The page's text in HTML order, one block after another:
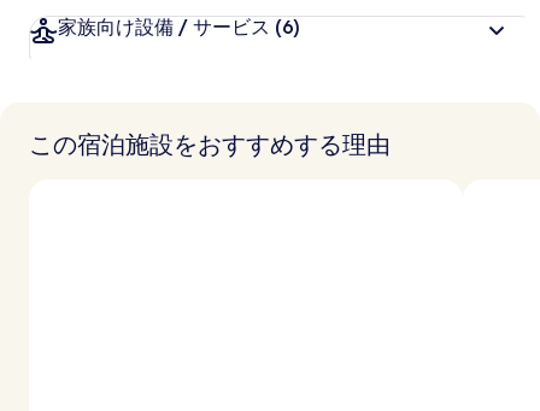
家族向け設備 / サービス (6)
この宿泊施設をおすすめする理由